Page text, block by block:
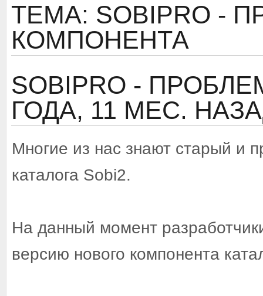
ТЕМА: SOBIPRO -
КОМПОНЕНТА
SOBIPRO -
ГОДА, 11 МЕС.
Многие из нас знают старый и
каталога Sobi2.
На данный момент
версию нового компонента